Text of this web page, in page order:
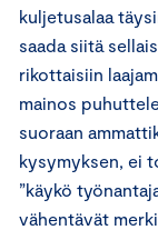
kuljetusalaa
saada siitä
rikottaisiin
mainos
suoraan
kysymyksen, ei
”käykö
vähentävät